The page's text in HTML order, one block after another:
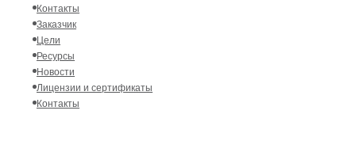
Контакты
Заказчик
Цели
Ресурсы
Новости
Лицензии и сертификаты
Контакты